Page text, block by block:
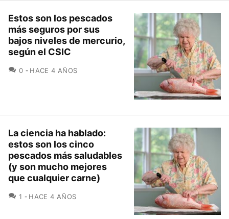
Estos son los pescados
más seguros por sus
bajos niveles de mercurio,
según el CSIC
0 COMENTARIOS
HACE 4 AÑOS
La ciencia ha hablado:
estos son los cinco
pescados más saludables
(y son mucho mejores
que cualquier carne)
1 COMENTARIOS
HACE 4 AÑOS